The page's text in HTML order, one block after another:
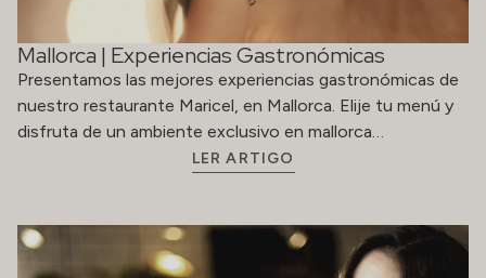
Mallorca | Experiencias Gastronómicas
Presentamos las mejores experiencias gastronómicas de
nuestro restaurante Maricel, en Mallorca. Elije tu menú y
disfruta de un ambiente exclusivo en mallorca…
LER ARTIGO